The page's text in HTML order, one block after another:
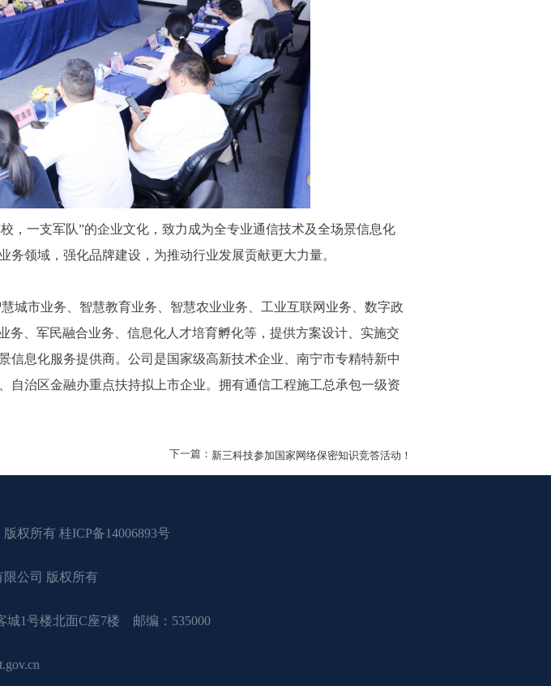
一支军队”的企业文化，致力成为全专业通信技术及全场景信息化
领域，强化品牌建设，为推动行业发展贡献更大力量。
市业务、智慧教育业务、智慧农业业务、工业互联网业务、数字政
、军民融合业务、信息化人才培育孵化等，提供方案设计、实施交
息化服务提供商。公司是国家级高新技术企业、南宁市专精特新中
治区金融办重点扶持拟上市企业。拥有通信工程施工总承包一级资
下一篇： 新三科技参加国家网络保密知识竞答活动！
权所有 桂ICP备14006893号
限公司 版权所有
城1号楼北面C座7楼 邮编：535000